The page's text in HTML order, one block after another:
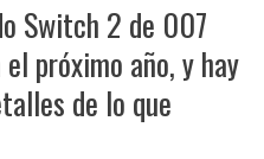
Switch 2 de 007
próximo año, y hay
de lo que